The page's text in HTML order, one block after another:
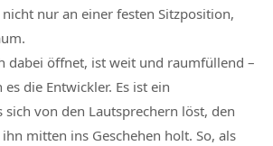
nur an einer festen Sitzposition,
dabei öffnet, ist weit und raumfüllend –
die Entwickler. Es ist ein
sich von den Lautsprechern löst, den
mitten ins Geschehen holt. So, als